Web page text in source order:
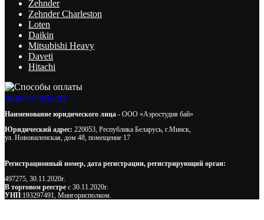
Zehnder
Zehnder Charleston
Loten
Daikin
Mitsubishi Heavy
Daveti
Hitachi
AEROSTUDIA.BY
Наименование юридического лица - ООО «Аэростудия бай»
Юридический адрес: 220053, Республика Беларусь, г.Минск,
ул. Нововиленская, дом 48, помещение 17
Регистрационный номер, дата регистрации, регистрирующий орган:
497275, 30.11.2020г.
В торговом реестре с 30.11.2020г.
УНП:193297491, Мингорисполком.